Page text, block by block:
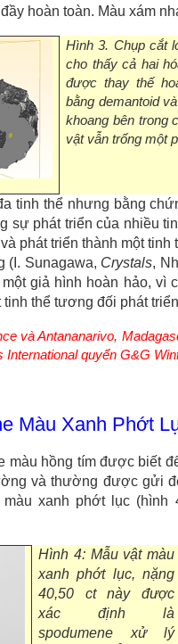
hoàn toàn. Màu xám
Hình 3. Chụp cắt
cho thấy cả hai
được thay thế
bằng demantoid
khoang bên trong
vật vẫn trống một
tinh thể nhưng bằng
sự phát triển của nhiều
phát triển thành một
(I. Sunagawa, Crystals,
giả hình hoàn hảo, vì
thể tương đối phát
và Antananarivo,
quyển G&G
Màu Xanh Phớt
màu hồng tím được biết
và thường được gửi
xanh phớt lục
Hình 4: Mẫu vật màu
xanh phớt lục, nặng
40,50 ct này được
xác định là
spodumene xử lý